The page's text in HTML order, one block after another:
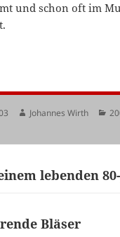
und schon oft im
Autor
Johannes Wirth
lebenden
Bläser